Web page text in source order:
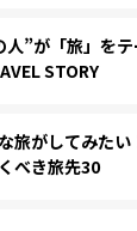
人”が「旅」を
STORY
旅がしてみた
べき旅先30